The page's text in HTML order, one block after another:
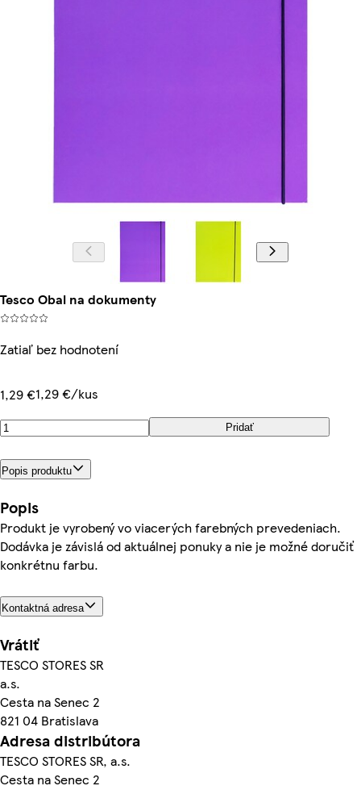
Tesco Obal na dokumenty
Zatiaľ bez hodnotení
1,29 €1,29 €/kus
Pridať
Popis produktu
Popis
Produkt je vyrobený vo viacerých farebných prevedeniach.
Dodávka je závislá od aktuálnej ponuky a nie je možné doručiť
konkrétnu farbu.
Kontaktná adresa
Vrátiť
TESCO STORES SR
a.s.
Cesta na Senec 2
821 04 Bratislava
Adresa distribútora
TESCO STORES SR, a.s.
Cesta na Senec 2